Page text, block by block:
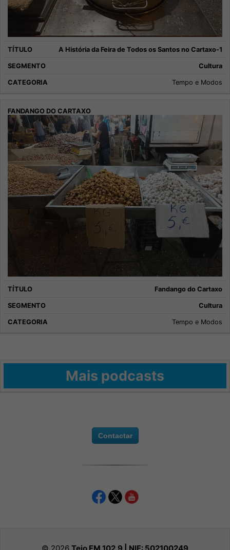
A História da Feira de Todos os Santos no Cartaxo-1
Cultura
Tempo e Modos
Fandango do Cartaxo
Cultura
Tempo e Modos
Mais podcasts
Contactar